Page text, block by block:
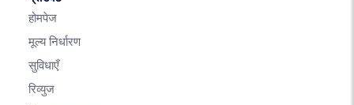
होमपेज
मूल्य निर्धारण
सुविधाएँ
रिव्युज